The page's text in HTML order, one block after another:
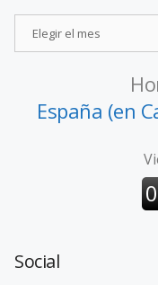
España (en
Social